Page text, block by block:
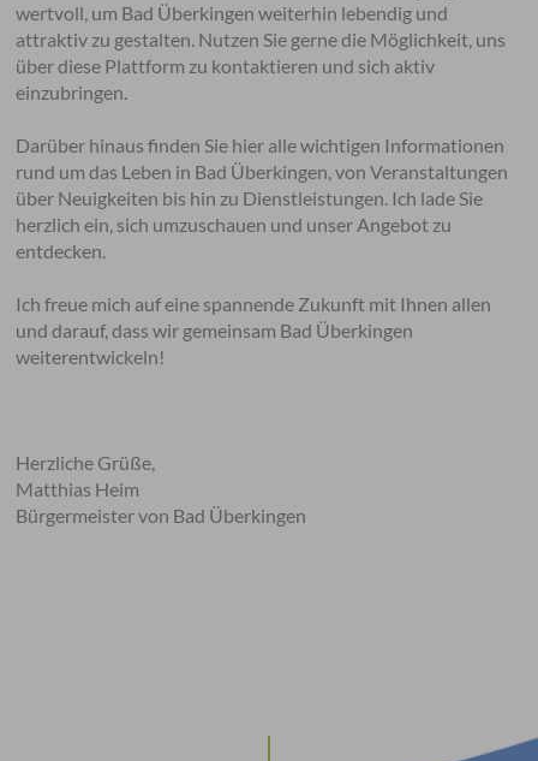
wertvoll, um Bad Überkingen weiterhin lebendig und
attraktiv zu gestalten. Nutzen Sie gerne die Möglichkeit, uns
über diese Plattform zu kontaktieren und sich aktiv
einzubringen.
Darüber hinaus finden Sie hier alle wichtigen Informationen
rund um das Leben in Bad Überkingen, von Veranstaltungen
über Neuigkeiten bis hin zu Dienstleistungen. Ich lade Sie
herzlich ein, sich umzuschauen und unser Angebot zu
entdecken.
Ich freue mich auf eine spannende Zukunft mit Ihnen allen
und darauf, dass wir gemeinsam Bad Überkingen
weiterentwickeln!
Herzliche Grüße,
Matthias Heim
Bürgermeister von Bad Überkingen